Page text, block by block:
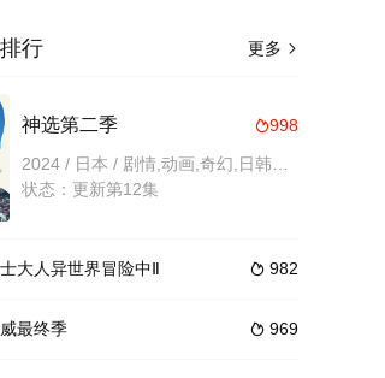
更多 
行
998
神选第二季
状态：更新第12集
 982
大人异世界冒险中Ⅱ
 969
最终季